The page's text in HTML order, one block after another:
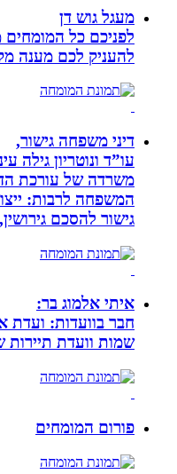
מעגל גוש דן
לפניכם כל המומחים
להעניק לכם מענה מקצועי
דיני משפחה גישור,
עו”ד ונוטריון גילה עיני,
משרדה של עורכת הדין
המשפחה לרבות: ייצוג
גישור להסכם גירושין,
איתי אלמוג בר:
חבר בוועדות: ועדת
שמות וועדת תיירות
פורום המומחים